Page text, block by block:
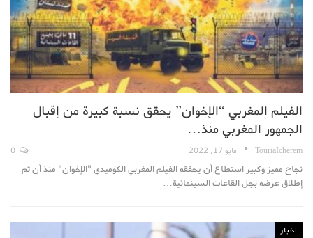
الفيلم المغربي “الإخوان” يحقق نسبة كبيرة من إقبال
الجمهور المغربي منذ…
TouriaIcherem مايو 17, 2022
نجاح مميز وكبير استطاع أن يحققه الفيلم المغربي الكوميدي "الإخوان" منذ أن تم
إطلاق عرضه بجل القاعات السينمائية…
اخبار